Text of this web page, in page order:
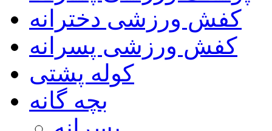
کفش ورزشی دخترانه
کفش ورزشی پسرانه
کوله پشتی
بچه گانه